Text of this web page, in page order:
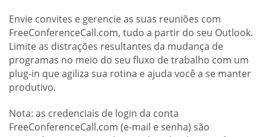
Envie convites e gerencie as suas reuniões com
FreeConferenceCall.com, tudo a partir do seu Outlook.
Limite as distrações resultantes da mudança de
programas no meio do seu fluxo de trabalho com um
plug-in que agiliza sua rotina e ajuda você a se manter
produtivo.
Nota: as credenciais de login da conta
FreeConferenceCall.com (e-mail e senha) são